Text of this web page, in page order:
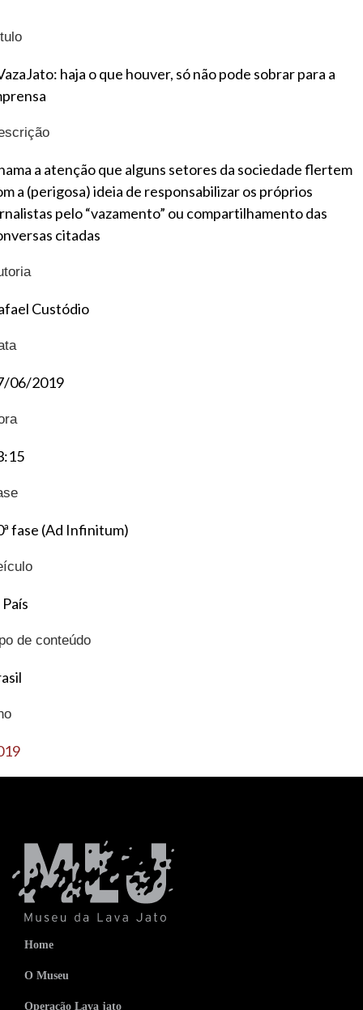
haja o que houver, só não pode sobrar para a
a atenção que alguns setores da sociedade flertem
a (perigosa) ideia de responsabilizar os próprios
pelo “vazamento” ou compartilhamento das
citadas
Custódio
06/2019
fase (Ad Infinitum)
de conteúdo
Home
O Museu
Operação Lava jato